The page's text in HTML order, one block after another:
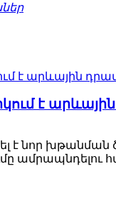
է
նոր խթանման
ամրապնդելու